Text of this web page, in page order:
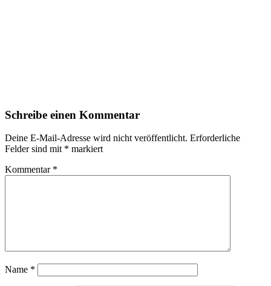
Schreibe einen Kommentar
Deine E-Mail-Adresse wird nicht veröffentlicht. Erforderliche
Felder sind mit * markiert
Kommentar *
Name *